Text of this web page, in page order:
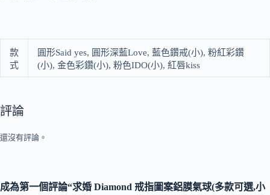
款
式
圓形Said yes, 圓形深藍Love, 藍色鑽戒(小), 粉紅彩鑽
(小), 金色彩鑽(小), 粉色IDO(小), 紅唇kiss
評論
還沒有評論。
成為第一個評論“求婚 Diamond 戒指圖案鋁膜氣球(多款可選,小